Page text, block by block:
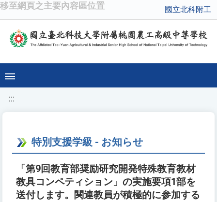
移至網頁之主要內容區位置 國立北科附工
:::
特別支援学級 - お知らせ
「第9回教育部奨励研究開発特殊教育教材
教具コンペティション」の実施要項1部を
送付します。関連教員が積極的に参加する